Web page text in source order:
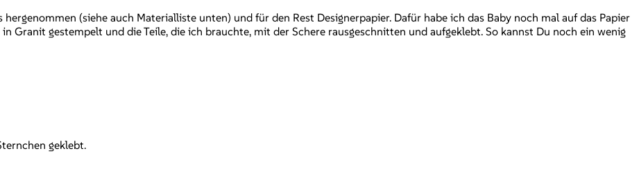
(siehe auch Materialliste unten) und für den Rest Designerpapier. Dafür habe ich das Baby noch mal auf das Papier
Granit gestempelt und die Teile, die ich brauchte, mit der Schere rausgeschnitten und aufgeklebt. So kannst Du noch ein wenig
geklebt.